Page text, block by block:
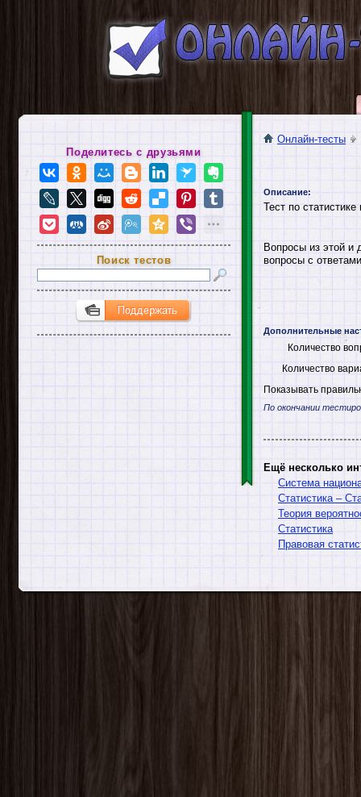
Онлайн-тесты
Описание:
Тест по
Вопросы из этой и
вопросы с
Дополнительные
Количество
Количество
Показывать
По окончании
Ещё несколько
Система
Статистика –
Теория
Статистика
Правовая
Поделитесь с друзьями
Поиск тестов